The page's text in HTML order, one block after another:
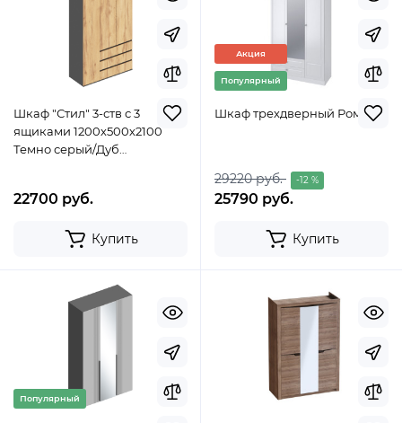
Шкаф "Стил" 3-ств с 3
ящиками 1200х500х2100
Темно серый/Дуб
22700 руб.
Купить
Акция
Популярный
Шкаф трехдверный Ромео
29220 руб. -12 %
25790 руб.
Купить
Популярный